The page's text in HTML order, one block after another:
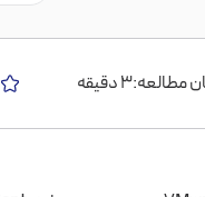
مطالعه:3 دقیقه